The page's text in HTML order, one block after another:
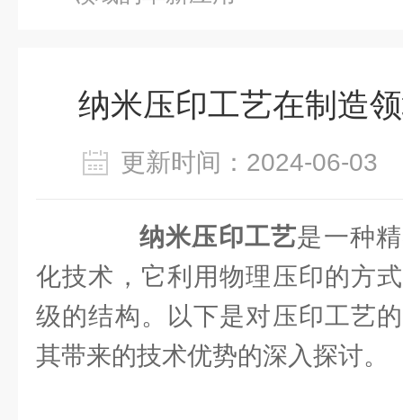
纳米压印工艺在制造
更新时间：2024-06-
纳米压印工艺是一种
化技术，它利用物理压印的方
级的结构。以下是对压印工艺
其带来的技术优势的深入探讨。